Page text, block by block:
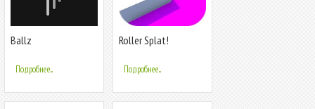
Ballz
Подробнее...
Roller Splat!
Подробнее...